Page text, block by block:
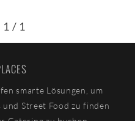
1 / 1
smarte Lösungen, um
und Street Food zu finden